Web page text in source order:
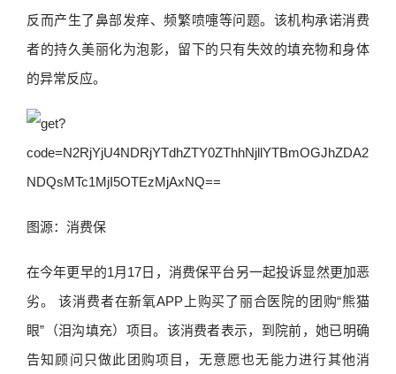
反而产生了鼻部发痒、频繁喷嚏等问题。该机构承诺消费
者的持久美丽化为泡影，留下的只有失效的填充物和身体
的异常反应。
图源：消费保
在今年更早的1月17日，消费保平台另一起投诉显然更加恶
劣。 该消费者在新氧APP上购买了丽合医院的团购“熊猫
眼”（泪沟填充）项目。该消费者表示，到院前，她已明确
告知顾问只做此团购项目，无意愿也无能力进行其他消